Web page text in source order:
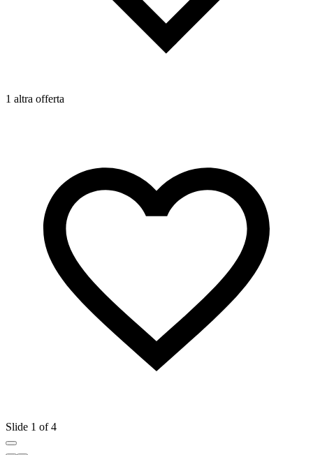
1 altra offerta
Slide 1 of 4